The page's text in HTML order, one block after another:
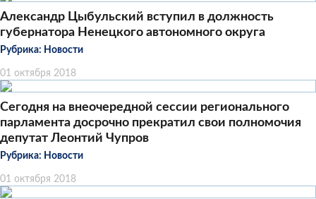
Александр Цыбульский вступил в должность
губернатора Ненецкого автономного округа
Рубрика: Новости
01 октября 2018
Сегодня на внеочередной сессии регионального
парламента досрочно прекратил свои полномочия
депутат Леонтий Чупров
Рубрика: Новости
01 октября 2018